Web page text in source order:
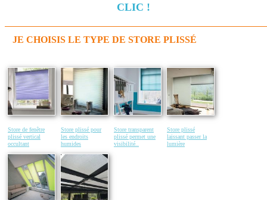
CLIC !
JE CHOISIS LE TYPE DE STORE PLISSÉ
Store de fenêtre
plissé vertical
occultant
Store plissé pour
les endroits
humides
Store transparent
plissé permet une
visibilité..
Store plissé
laissant passer la
lumière